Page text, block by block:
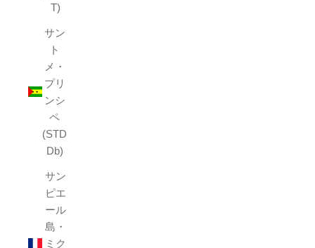
T)
サン
ト
メ・
プリ
ンシ
ペ
(STD
Db)
サン
ピエ
ール
島・
ミク